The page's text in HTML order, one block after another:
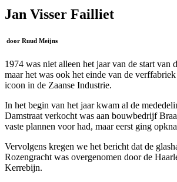
Jan Visser Failliet
door Ruud Meijns
1974 was niet alleen het jaar van de start van
maar het was ook het einde van de
icoon in de Zaanse Industrie.
In het begin van het jaar kwam al de
Damstraat verkocht was aan bouwbedrijf
vaste plannen voor had, maar eerst ging
Vervolgens kregen we het bericht dat de
Rozengracht was overgenomen door de
Kerrebijn.